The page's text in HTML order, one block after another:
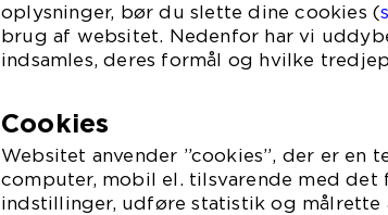
oplysninger, bør du slette dine cookies (
brug af websitet. Nedenfor har vi
indsamles, deres formål og hvilke
Cookies
Websitet anvender ”cookies”, der er en
computer, mobil el. tilsvarende med det
indstillinger, udføre statistik og målrette